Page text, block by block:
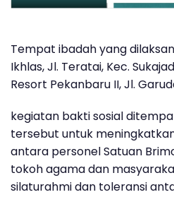
Tempat ibadah yang
Ikhlas, Jl. Teratai, Kec.
Resort Pekanbaru II, Jl.
kegiatan bakti sosial
tersebut untuk
antara personel Satuan
tokoh agama dan
silaturahmi dan toleransi